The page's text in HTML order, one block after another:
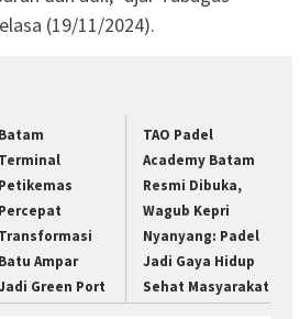
(19/11/2024).
Batam
Terminal
Petikemas
Percepat
Transformasi
Batu Ampar
Green Port
TAO Padel
Academy Batam
Resmi Dibuka,
Wagub Kepri
Nyanyang: Padel
Jadi Gaya Hidup
Sehat Masyarakat